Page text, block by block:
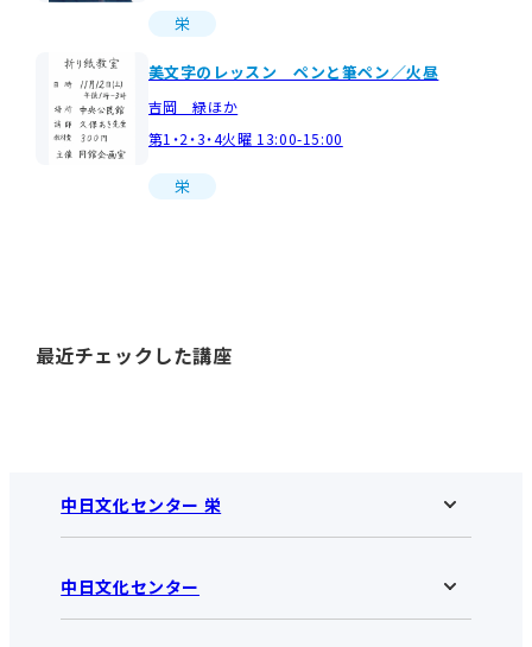
栄
美文字のレッスン ペンと筆ペン／火昼
吉岡 緑ほか
第1・2・3・4火曜 13:00-15:00
栄
最近チェックした講座
中日文化センター 栄
中日文化センター 栄HOME
お知らせ
中日文化センター